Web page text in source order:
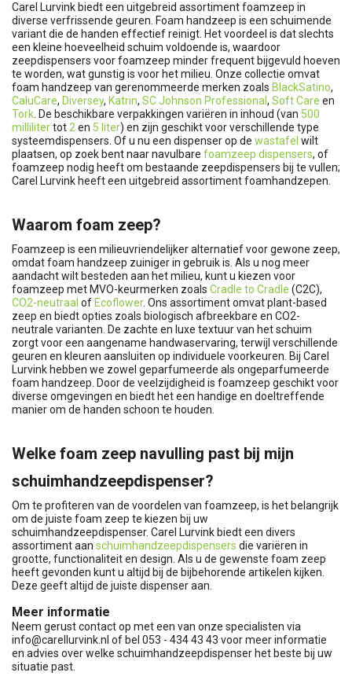
Carel Lurvink biedt een uitgebreid assortiment foamzeep in
diverse verfrissende geuren. Foam handzeep is een schuimende
variant die de handen effectief reinigt. Het voordeel is dat slechts
een kleine hoeveelheid schuim voldoende is, waardoor
zeepdispensers voor foamzeep minder frequent bijgevuld hoeven
te worden, wat gunstig is voor het milieu. Onze collectie omvat
foam handzeep van gerenommeerde merken zoals BlackSatino,
CaluCare, Diversey, Katrin, SC Johnson Professional , Soft Care en
Tork . De beschikbare verpakkingen variëren in inhoud (van 500
millilitertot 2 en 5 liter) en zijn geschikt voor verschillende type
systeemdispensers. Of u nu een dispenser op de wastafel wilt
plaatsen, op zoek bent naar navulbare foamzeep dispensers, of
foamzeep nodig heeft om bestaande zeepdispensers bij te vullen;
Carel Lurvink heeft een uitgebreid assortiment foamhandzepen.
Waarom foam zeep?
Foamzeep is een milieuvriendelijker alternatief voor gewone zeep,
omdat foam handzeep zuiniger in gebruik is. Als u nog meer
aandacht wilt besteden aan het milieu, kunt u kiezen voor
foamzeep met MVO-keurmerken zoals Cradle to Cradle (C2C),
CO2-neutraal of Ecoflower. Ons assortiment omvat plant-based
zeep en biedt opties zoals biologisch afbreekbare en CO2-
neutrale varianten. De zachte en luxe textuur van het schuim
zorgt voor een aangename handwaservaring, terwijl verschillende
geuren en kleuren aansluiten op individuele voorkeuren. Bij Carel
Lurvink hebben we zowel geparfumeerde als ongeparfumeerde
foam handzeep. Door de veelzijdigheid is foamzeep geschikt voor
diverse omgevingen en biedt het een handige en doeltreffende
manier om de handen schoon te houden.
Welke foam zeep navulling past bij mijn
schuimhandzeepdispenser?
Om te profiteren van de voordelen van foamzeep, is het belangrijk
om de juiste foam zeep te kiezen bij uw
schuimhandzeepdispenser. Carel Lurvink biedt een divers
assortiment aan schuimhandzeepdispensers die variëren in
grootte, functionaliteit en design. Als u de gewenste foam zeep
heeft gevonden kunt u altijd bij de bijbehorende artikelen kijken.
Deze geeft altijd de juiste dispenser aan.
Meer informatie
Neem gerust contact op met een van onze specialisten via
info@carellurvink.nl of bel 053 - 434 43 43 voor meer informatie
en advies over welke schuimhandzeepdispenser het beste bij uw
situatie past.